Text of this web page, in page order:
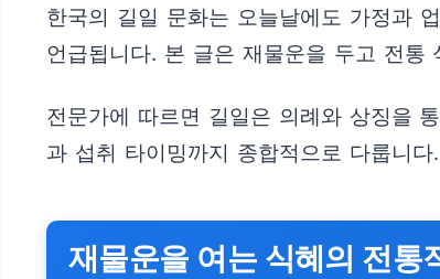
한국의 길일 문화는 오늘날에도 가정과
언급됩니다. 본 글은 재물운을 두고 전통
전문가에 따르면 길일은 의례와 상징을
과 섭취 타이밍까지 종합적으로 다룹니
재물운을 여는 식혜의 전통